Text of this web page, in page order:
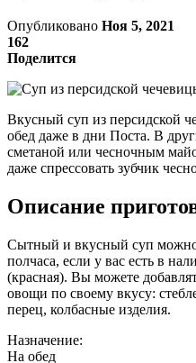
Опубликовано Ноя 5, 2021
162
Поделится
Вкусный суп из персидской
обед даже в дни Поста. В
сметаной или чесночным
даже спрессовать зубчик
Описание
Сытный и вкусный суп можно
полчаса, если у вас есть в
(красная). Вы можете
овощи по своему вкусу:
перец, колбасные изделия.
Назначение:
На обед